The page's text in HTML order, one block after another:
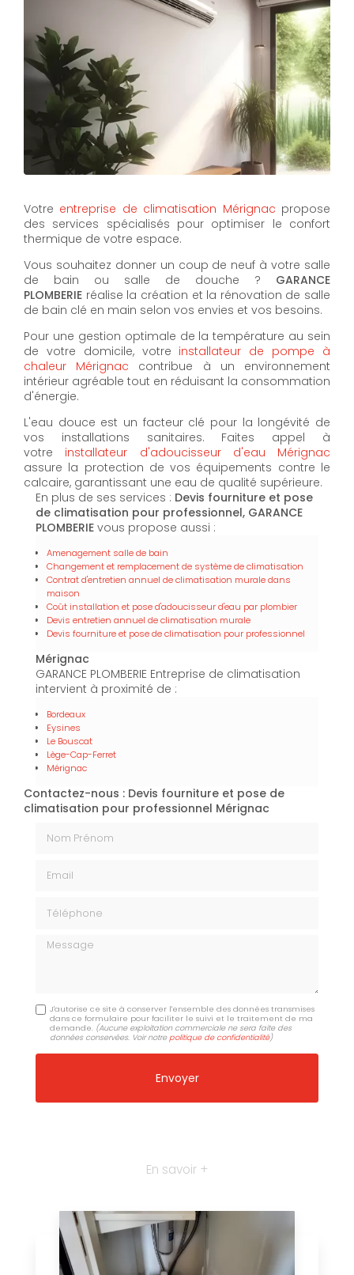
Votre entreprise de climatisation Mérignac propose
des services spécialisés pour optimiser le confort
thermique de votre espace.
Vous souhaitez donner un coup de neuf à votre salle
de bain ou salle de douche ? GARANCE
PLOMBERIE réalise la création et la rénovation de salle
de bain clé en main selon vos envies et vos besoins.
Pour une gestion optimale de la température au sein
de votre domicile, votre installateur de pompe à
chaleur Mérignac contribue à un environnement
intérieur agréable tout en réduisant la consommation
d'énergie.
L'eau douce est un facteur clé pour la longévité de
vos installations sanitaires. Faites appel à
votre installateur d'adoucisseur d'eau Mérignac
assure la protection de vos équipements contre le
calcaire, garantissant une eau de qualité supérieure.
En plus de ses services : Devis fourniture et pose
de climatisation pour professionnel, GARANCE
PLOMBERIE vous propose aussi :
Amenagement salle de bain
Changement et remplacement de système de climatisation
Contrat d'entretien annuel de climatisation murale dans
maison
Coût installation et pose d'adoucisseur d'eau par plombier
Devis entretien annuel de climatisation murale
Devis fourniture et pose de climatisation pour professionnel
Mérignac
GARANCE PLOMBERIE Entreprise de climatisation
intervient à proximité de :
Bordeaux
Eysines
Le Bouscat
Lège-Cap-Ferret
Mérignac
Contactez-nous : Devis fourniture et pose de
climatisation pour professionnel Mérignac
Message
J'autorise ce site à conserver l'ensemble des données transmises
dans ce formulaire pour faciliter le suivi et le traitement de ma
demande. (Aucune exploitation commerciale ne sera faite des
données conservées. Voir notrepolitique de confidentialité)
En savoir +